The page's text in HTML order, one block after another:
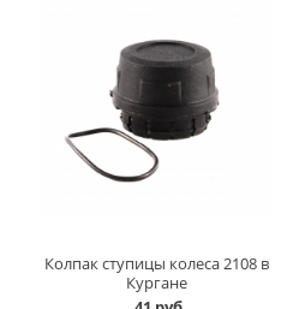
Колпак ступицы колеса 2108 в
Кургане